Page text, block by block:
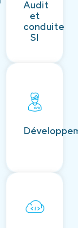
Audit
et
conduite
SI
Découvrir